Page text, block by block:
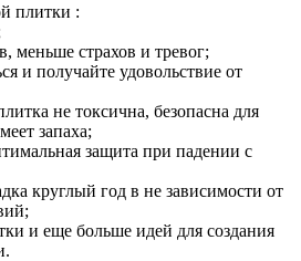
плитки :
страхов и тревог;
и получайте удовольствие от
не токсична, безопасна для
запаха;
защита при падении с
круглый год в не зависимости от
и еще больше идей для создания